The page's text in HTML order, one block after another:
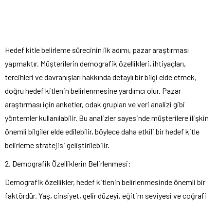
Hedef kitle belirleme sürecinin ilk adımı, pazar araştırması
yapmaktır. Müşterilerin demografik özellikleri, ihtiyaçları,
tercihleri ve davranışları hakkında detaylı bir bilgi elde etmek,
doğru hedef kitlenin belirlenmesine yardımcı olur. Pazar
araştırması için anketler, odak grupları ve veri analizi gibi
yöntemler kullanılabilir. Bu analizler sayesinde müşterilere ilişkin
önemli bilgiler elde edilebilir, böylece daha etkili bir hedef kitle
belirleme stratejisi geliştirilebilir.
2. Demografik Özelliklerin Belirlenmesi:
Demografik özellikler, hedef kitlenin belirlenmesinde önemli bir
faktördür. Yaş, cinsiyet, gelir düzeyi, eğitim seviyesi ve coğrafi